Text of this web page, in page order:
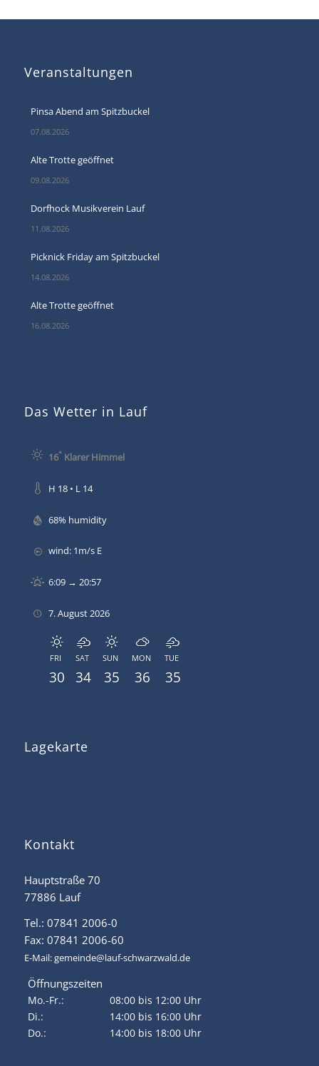
Veranstaltungen
Pinsa Abend am Spitzbuckel
07.08.2026
Alte Trotte geöffnet
09.08.2026
Dorfhock Musikverein Lauf
11.08.2026
Picknick Friday am Spitzbuckel
14.08.2026
Alte Trotte geöffnet
16.08.2026
Das Wetter in Lauf
16°Klarer Himmel
H 18 • L 14
68% humidity
wind: 1m/s E
6:09 → 20:57
7. August 2026
FRI
30
SAT
34
SUN
35
MON
36
TUE
35
Lagekarte
Kontakt
Hauptstraße 70
77886 Lauf
Tel.: 07841 2006-0
Fax: 07841 2006-60
E-Mail:gemeinde@lauf-schwarzwald.de
Öffnungszeiten
Mo.-Fr.:
08:00 bis 12:00 Uhr
Di.:
14:00 bis 16:00 Uhr
Do.:
14:00 bis 18:00 Uhr